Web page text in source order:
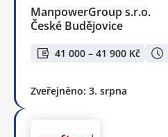
ManpowerGroup s.r.o.
České Budějovice
41 000 – 41 900 Kč
Zveřejněno: 3. srpna